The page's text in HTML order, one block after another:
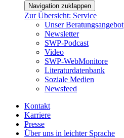
Navigation zuklappen
Zur Übersicht: Service
Unser Beratungsangebot
Newsletter
SWP-Podcast
Video
SWP-WebMonitore
Literaturdatenbank
Soziale Medien
Newsfeed
Kontakt
Karriere
Presse
Über uns in leichter Sprache